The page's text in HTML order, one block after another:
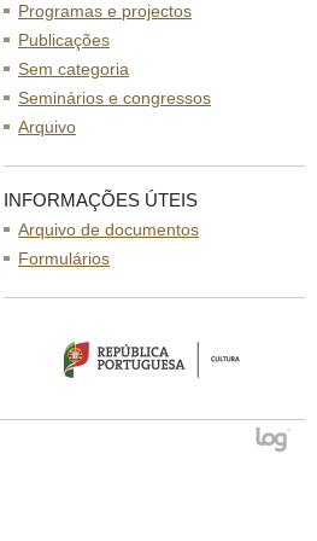
Programas e projectos
Publicações
Sem categoria
Seminários e congressos
Arquivo
INFORMAÇÕES ÚTEIS
Arquivo de documentos
Formulários